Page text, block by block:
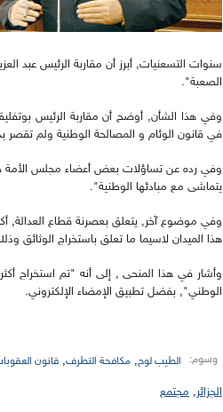
سنوات التسعنيات, أبرز أن مقاربة الرئيس عبد
الصعبة".
وفي هذا الشأن, أوضح أن مقاربة الرئيس
في قانون الوئام و المصالحة الوطنية ولم
وفي رده عن تساؤلات بعض أعضاء مجلس الأمة حول
يتماشى مع مبادئها الوطنية".
وفي موضوع آخر, يتعلق بعصرنة قطاع العدالة,
هذا الميدان لاسيما ما تعلق باستخراج الوثائق
الوطني", بفضل تطبيق الإمضاء الإلكتروني.
وسوم: الطيب لوح, مكافحة التطرف, قانون
الجزائر, مجتمع